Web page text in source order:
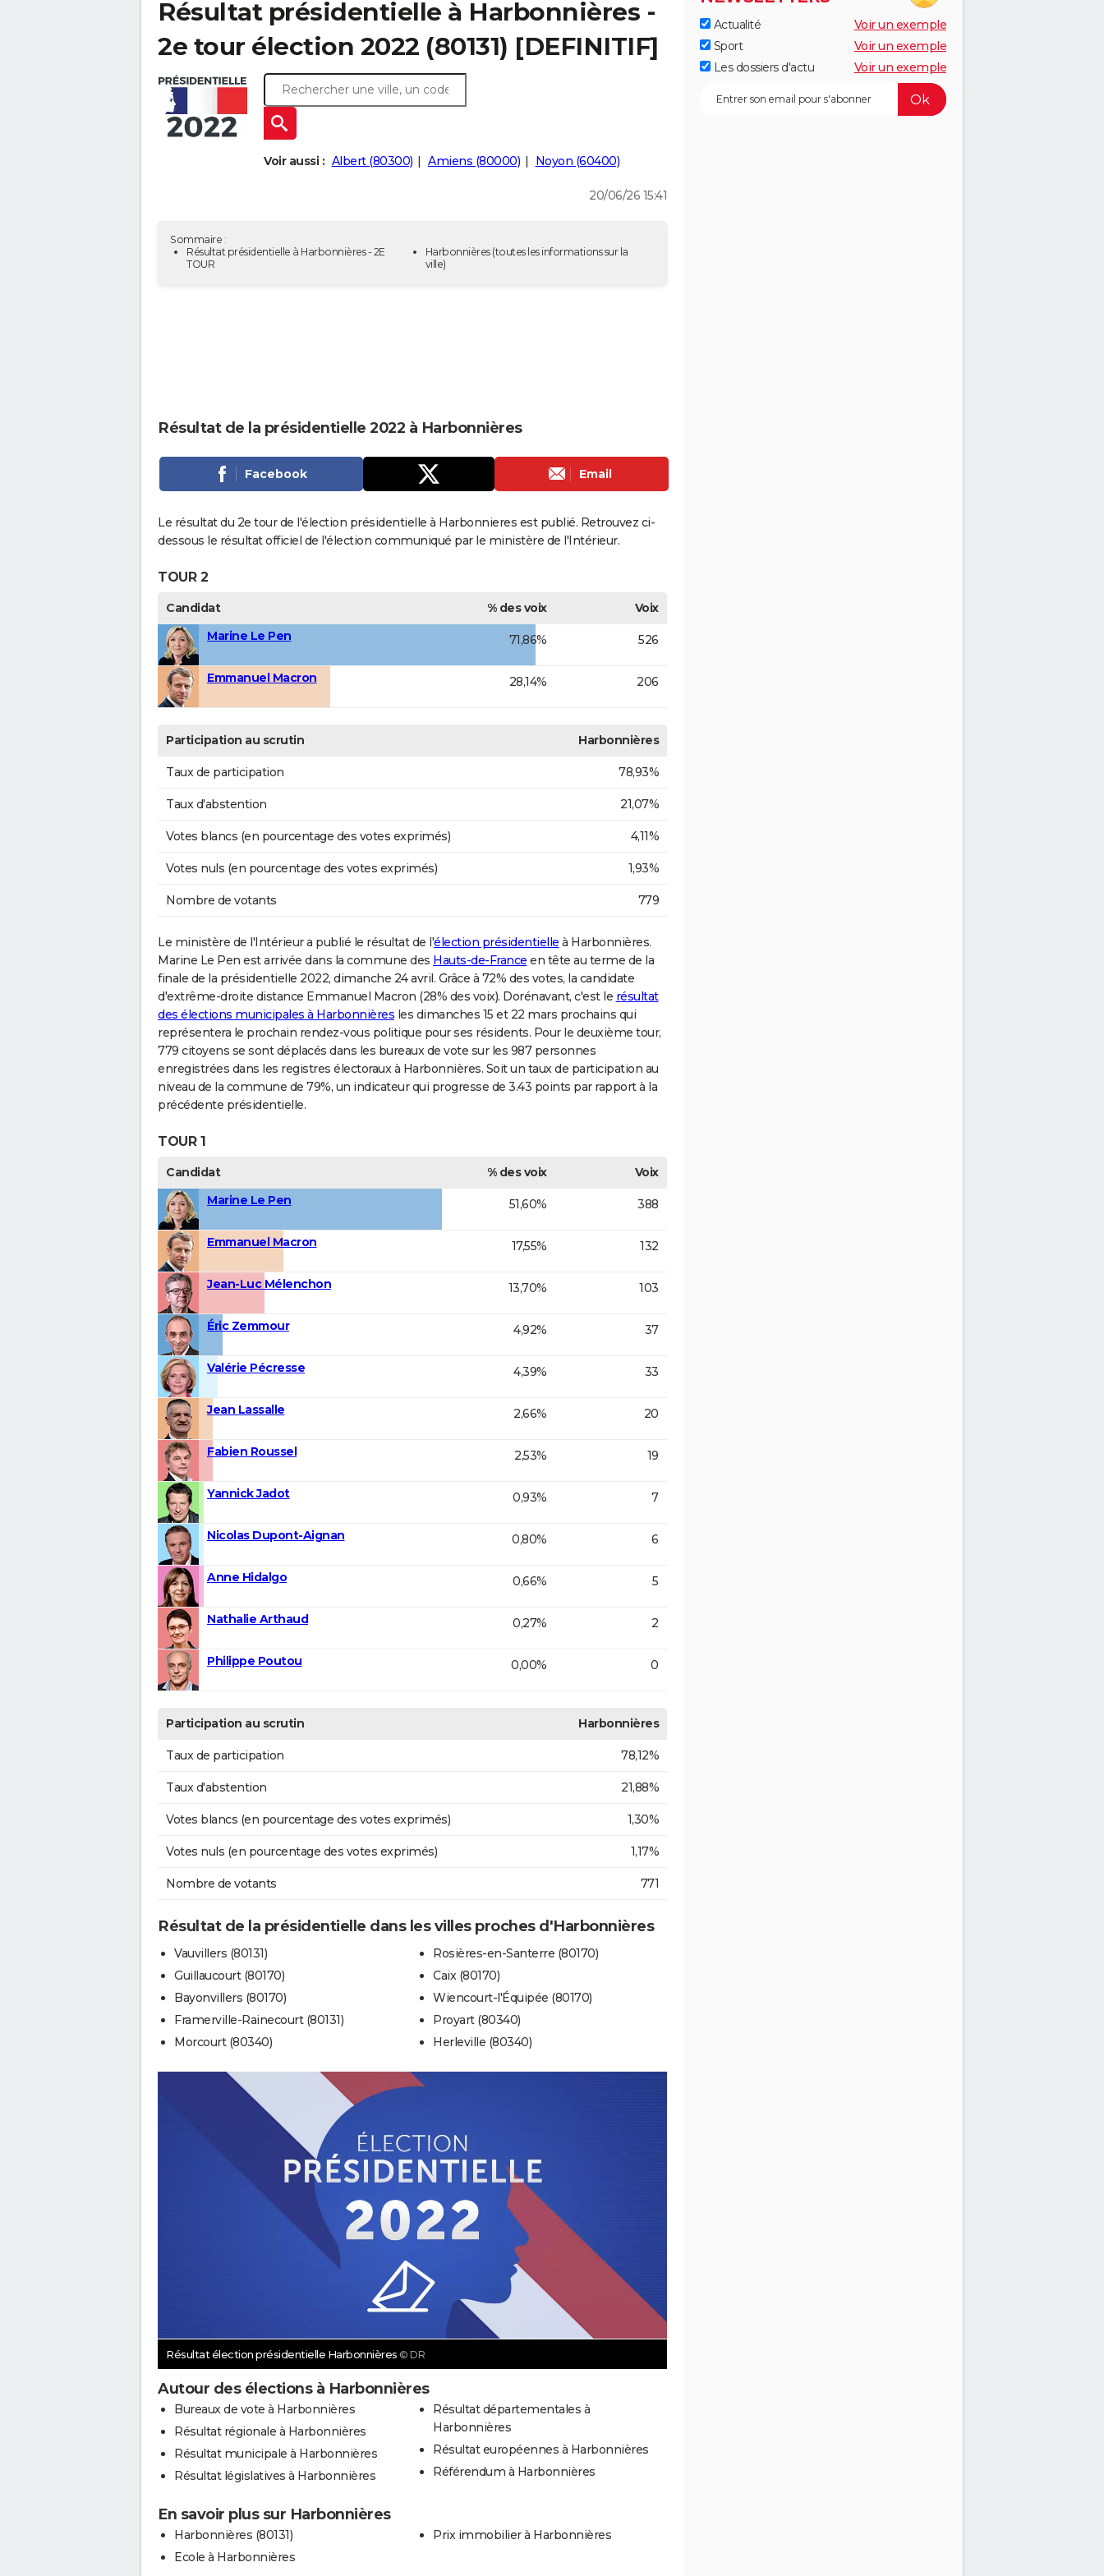
Résultat présidentielle à Harbonnières -
2e tour élection 2022 (80131) [DEFINITIF]
Voir aussi : Albert (80300) Amiens (80000) Noyon (60400)
20/06/26 15:41
Sommaire :
Résultat présidentielle à Harbonnières - 2E
TOUR
Harbonnières(toutes les informations sur la
ville)
Résultat de la présidentielle 2022 à Harbonnières
Facebook Email
Le résultat du 2e tour de l'élection présidentielle à Harbonnieres est publié. Retrouvez ci-
dessous le résultat officiel de l'élection communiqué par le ministère de l'Intérieur.
TOUR 2
Candidat % des voix
Voix
Marine Le Pen
71,86% 526
Emmanuel Macron 28,14% 206
Participation au scrutin Harbonnières
Taux de participation 78,93%
Taux d'abstention 21,07%
Votes blancs (en pourcentage des votes exprimés) 4,11%
Votes nuls (en pourcentage des votes exprimés) 1,93%
Nombre de votants 779
Le ministère de l'Intérieur a publié le résultat de l'élection présidentielle à Harbonnières.
Marine Le Pen est arrivée dans la commune des Hauts-de-France en tête au terme de la
finale de la présidentielle 2022, dimanche 24 avril. Grâce à 72% des votes, la candidate
d'extrême-droite distance Emmanuel Macron (28% des voix). Dorénavant, c'est le résultat
des élections municipales à Harbonnières les dimanches 15 et 22 mars prochains qui
représentera le prochain rendez-vous politique pour ses résidents. Pour le deuxième tour,
779 citoyens se sont déplacés dans les bureaux de vote sur les 987 personnes
enregistrées dans les registres électoraux à Harbonnières. Soit un taux de participation au
niveau de la commune de 79%, un indicateur qui progresse de 3.43 points par rapport à la
précédente présidentielle.
TOUR 1
Candidat % des voix
Voix
Marine Le Pen
51,60% 388
Emmanuel Macron 17,55% 132
Jean-Luc Mélenchon 13,70% 103
Éric Zemmour 4,92% 37
Valérie Pécresse 4,39% 33
Jean Lassalle 2,66% 20
Fabien Roussel 2,53% 19
Yannick Jadot 0,93% 7
Nicolas Dupont-Aignan 0,80% 6
Anne Hidalgo 0,66% 5
Nathalie Arthaud 0,27% 2
Philippe Poutou 0,00% 0
Participation au scrutin Harbonnières
Taux de participation 78,12%
Taux d'abstention 21,88%
Votes blancs (en pourcentage des votes exprimés) 1,30%
Votes nuls (en pourcentage des votes exprimés) 1,17%
Nombre de votants 771
Résultat de la présidentielle dans les villes proches d'Harbonnières
Vauvillers (80131)
Guillaucourt (80170)
Bayonvillers (80170)
Framerville-Rainecourt (80131)
Morcourt (80340)
Rosières-en-Santerre (80170)
Caix (80170)
Wiencourt-l'Équipée (80170)
Proyart (80340)
Herleville (80340)
Résultat élection présidentielle Harbonnières © DR
Autour des élections à Harbonnières
Bureaux de vote à Harbonnières
Résultat régionale à Harbonnières
Résultat municipale à Harbonnières
Résultat législatives à Harbonnières
Résultat départementales à
Harbonnières
Résultat européennes à Harbonnières
Référendum à Harbonnières
En savoir plus sur Harbonnières
Harbonnières (80131)
Ecole à Harbonnières
Prix immobilier à Harbonnières
Actualité
Voir un exemple
Sport
Voir un exemple
Les dossiers d'actu
Voir un exemple